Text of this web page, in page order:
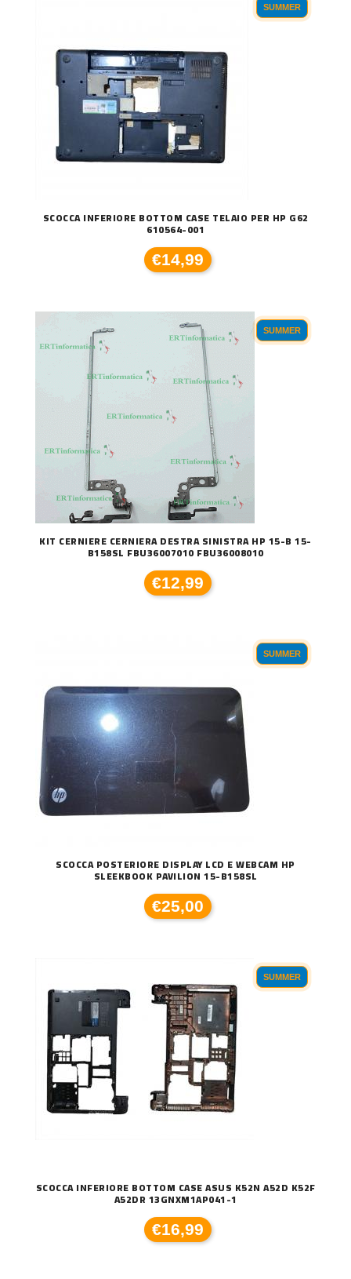
SUMMER
SCOCCA INFERIORE BOTTOM CASE TELAIO PER HP G62
610564-001
€14,99
SUMMER
KIT CERNIERE CERNIERA DESTRA SINISTRA HP 15-B 15-
B158SL FBU36007010 FBU36008010
€12,99
SUMMER
SCOCCA POSTERIORE DISPLAY LCD E WEBCAM HP
SLEEKBOOK PAVILION 15-B158SL
€25,00
SUMMER
SCOCCA INFERIORE BOTTOM CASE ASUS K52N A52D K52F
A52DR 13GNXM1AP041-1
€16,99